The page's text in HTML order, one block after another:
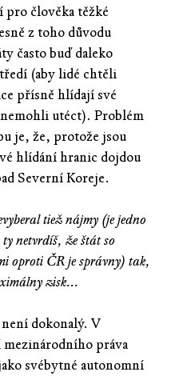
pro člověka těžké
z toho důvodu
často buď daleko
(aby lidé chtěli
přísně hlídají své
utéct). Problém
je, že, protože jsou
hlídání hranic dojdou
Severní Koreje.
tiež nájmy (je jedno
ty netvrdíš, že štát so
oproti ČR je správny) tak,
zisk...
dokonalý. V
mezinárodního práva
svébytné autonomní